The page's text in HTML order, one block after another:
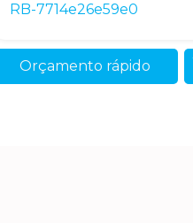
RB-7714e26e59e0
Orçamento rápido